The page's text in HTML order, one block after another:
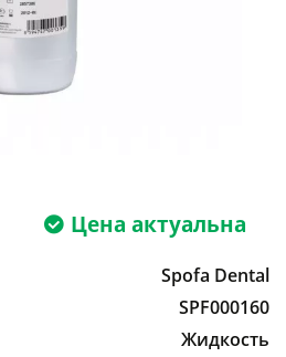
Цена актуальна
Spofa Dental
SPF000160
Жидкость